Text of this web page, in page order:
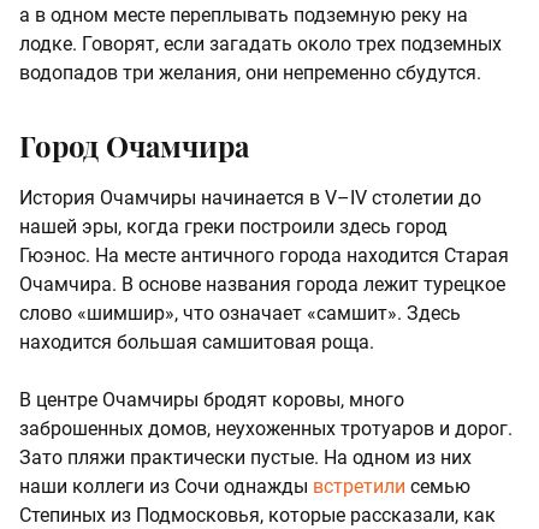
а в одном месте переплывать подземную реку на
лодке. Говорят, если загадать около трех подземных
водопадов три желания, они непременно сбудутся.
Город Очамчира
История Очамчиры начинается в V–IV столетии до
нашей эры, когда греки построили здесь город
Гюэнос. На месте античного города находится Старая
Очамчира. В основе названия города лежит турецкое
слово «шимшир», что означает «самшит». Здесь
находится большая самшитовая роща.
В центре Очамчиры бродят коровы, много
заброшенных домов, неухоженных тротуаров и дорог.
Зато пляжи практически пустые. На одном из них
наши коллеги из Сочи однажды встретили семью
Степиных из Подмосковья, которые рассказали, как